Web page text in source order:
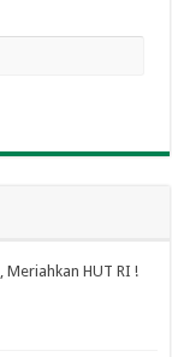
Meriahkan HUT RI !